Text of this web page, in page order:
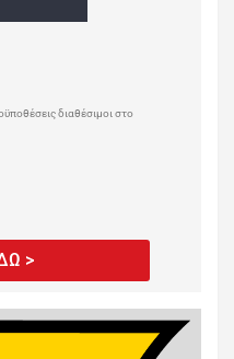
διαθέσιμοι στο
>